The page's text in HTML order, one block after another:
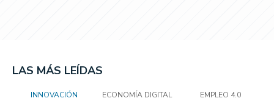
LAS MÁS LEÍDAS
INNOVACIÓN ECONOMÍA DIGITAL EMPLEO 4.0